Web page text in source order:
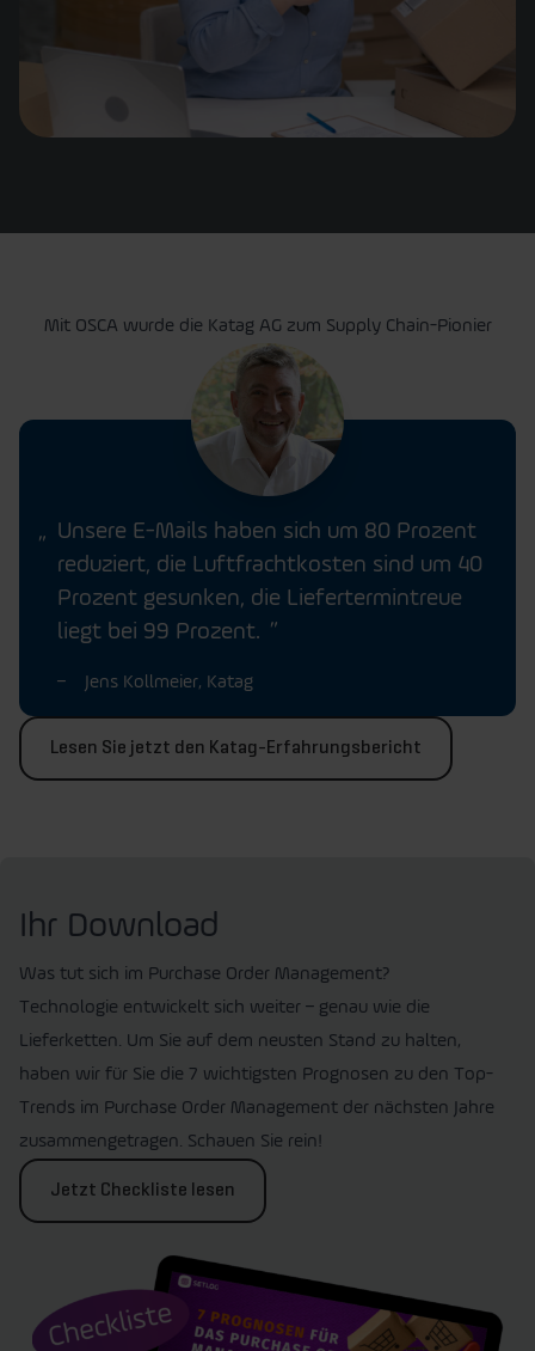
Mit OSCA wurde die Katag AG zum Supply Chain-Pionier
Unsere E-Mails haben sich um 80 Prozent
reduziert, die Luftfrachtkosten sind um 40
Prozent gesunken, die Liefertermintreue
liegt bei 99 Prozent.
Jens Kollmeier, Katag
Lesen Sie jetzt den Katag-Erfahrungsbericht
Ihr Download
Was tut sich im Purchase Order Management?
Technologie entwickelt sich weiter – genau wie die
Lieferketten. Um Sie auf dem neusten Stand zu halten,
haben wir für Sie die 7 wichtigsten Prognosen zu den Top-
Trends im Purchase Order Management der nächsten Jahre
zusammengetragen. Schauen Sie rein!
Jetzt Checkliste lesen